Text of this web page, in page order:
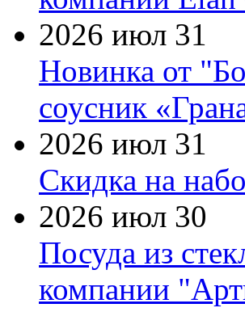
2026 июл 31
Новинка от
соусник
2026 июл 31
Скидка на
2026 июл 30
Посуда из
компании